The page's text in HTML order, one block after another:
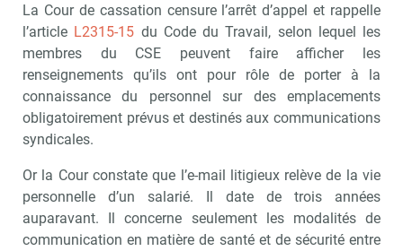
La Cour de cassation censure l’arrêt d’appel et rappelle
l’article L2315-15 du Code du Travail, selon lequel les
membres du CSE peuvent faire afficher les
renseignements qu’ils ont pour rôle de porter à la
connaissance du personnel sur des emplacements
obligatoirement prévus et destinés aux communications
syndicales.
Or la Cour constate que l’e-mail litigieux relève de la vie
personnelle d’un salarié. Il date de trois années
auparavant. Il concerne seulement les modalités de
communication en matière de santé et de sécurité entre